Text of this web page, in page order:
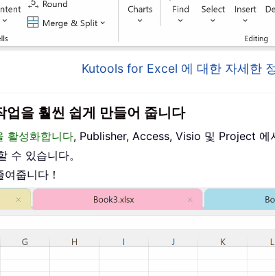
Kutools for Excel 에 대한 자세한 정
을 훨씬 쉽게 만들어 줍니다
활성화합니다, Publisher, Access, Visio 및 Project 에
수 있습니다。
줍니다！